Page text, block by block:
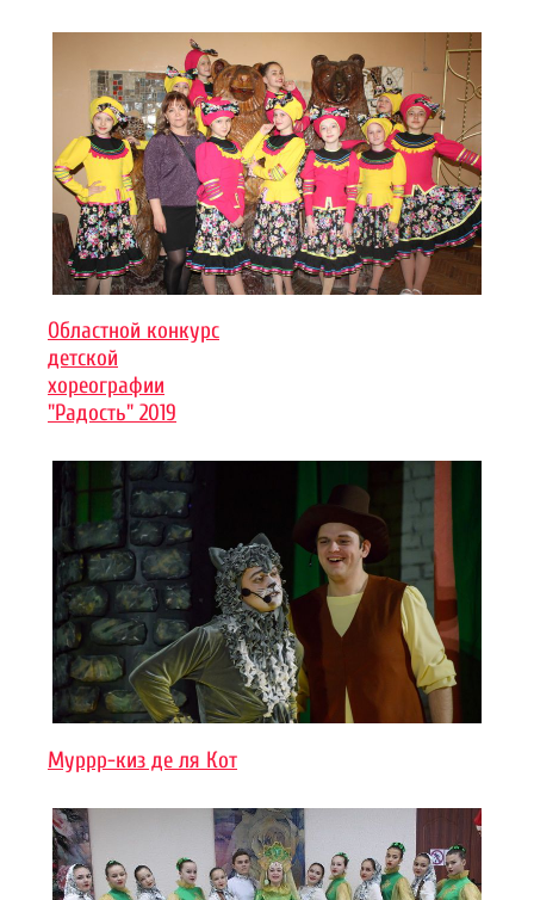
Областной конкурс
детской
хореографии
"Радость" 2019
Муррр-киз де ля Кот